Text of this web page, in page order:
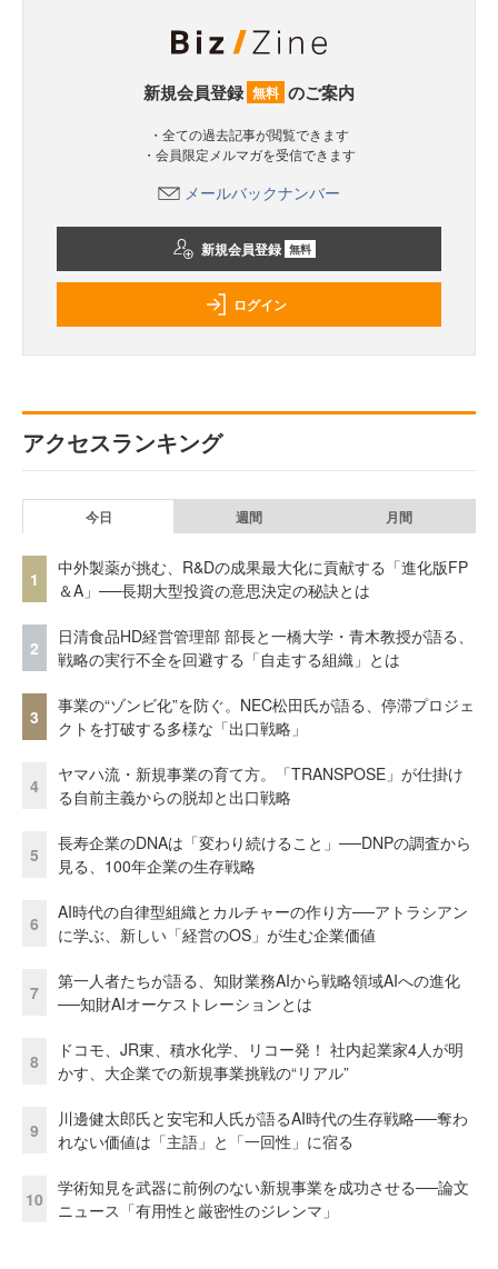
新規会員登録 無料 のご案内
・全ての過去記事が閲覧できます
・会員限定メルマガを受信できます
メールバックナンバー
新規会員登録 無料
ログイン
アクセスランキング
今日 週間 月間
1
中外製薬が挑む、R&Dの成果最大化に貢献する「進化版FP
＆A」──長期大型投資の意思決定の秘訣とは
2
日清食品HD経営管理部 部長と一橋大学・青木教授が語る、
戦略の実行不全を回避する「自走する組織」とは
3
事業の“ゾンビ化”を防ぐ。NEC松田氏が語る、停滞プロジェ
クトを打破する多様な「出口戦略」
4
ヤマハ流・新規事業の育て方。「TRANSPOSE」が仕掛け
る自前主義からの脱却と出口戦略
5
長寿企業のDNAは「変わり続けること」──DNPの調査から
見る、100年企業の生存戦略
6
AI時代の自律型組織とカルチャーの作り方──アトラシアン
に学ぶ、新しい「経営のOS」が生む企業価値
7
第一人者たちが語る、知財業務AIから戦略領域AIへの進化
──知財AIオーケストレーションとは
8
ドコモ、JR東、積水化学、リコー発！ 社内起業家4人が明
かす、大企業での新規事業挑戦の“リアル”
9
川邊健太郎氏と安宅和人氏が語るAI時代の生存戦略──奪わ
れない価値は「主語」と「一回性」に宿る
10
学術知見を武器に前例のない新規事業を成功させる──論文
ニュース「有用性と厳密性のジレンマ」